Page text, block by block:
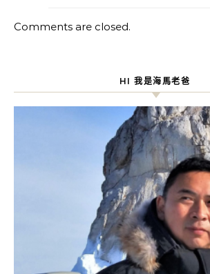
Comments are closed.
HI 我是海馬老爸